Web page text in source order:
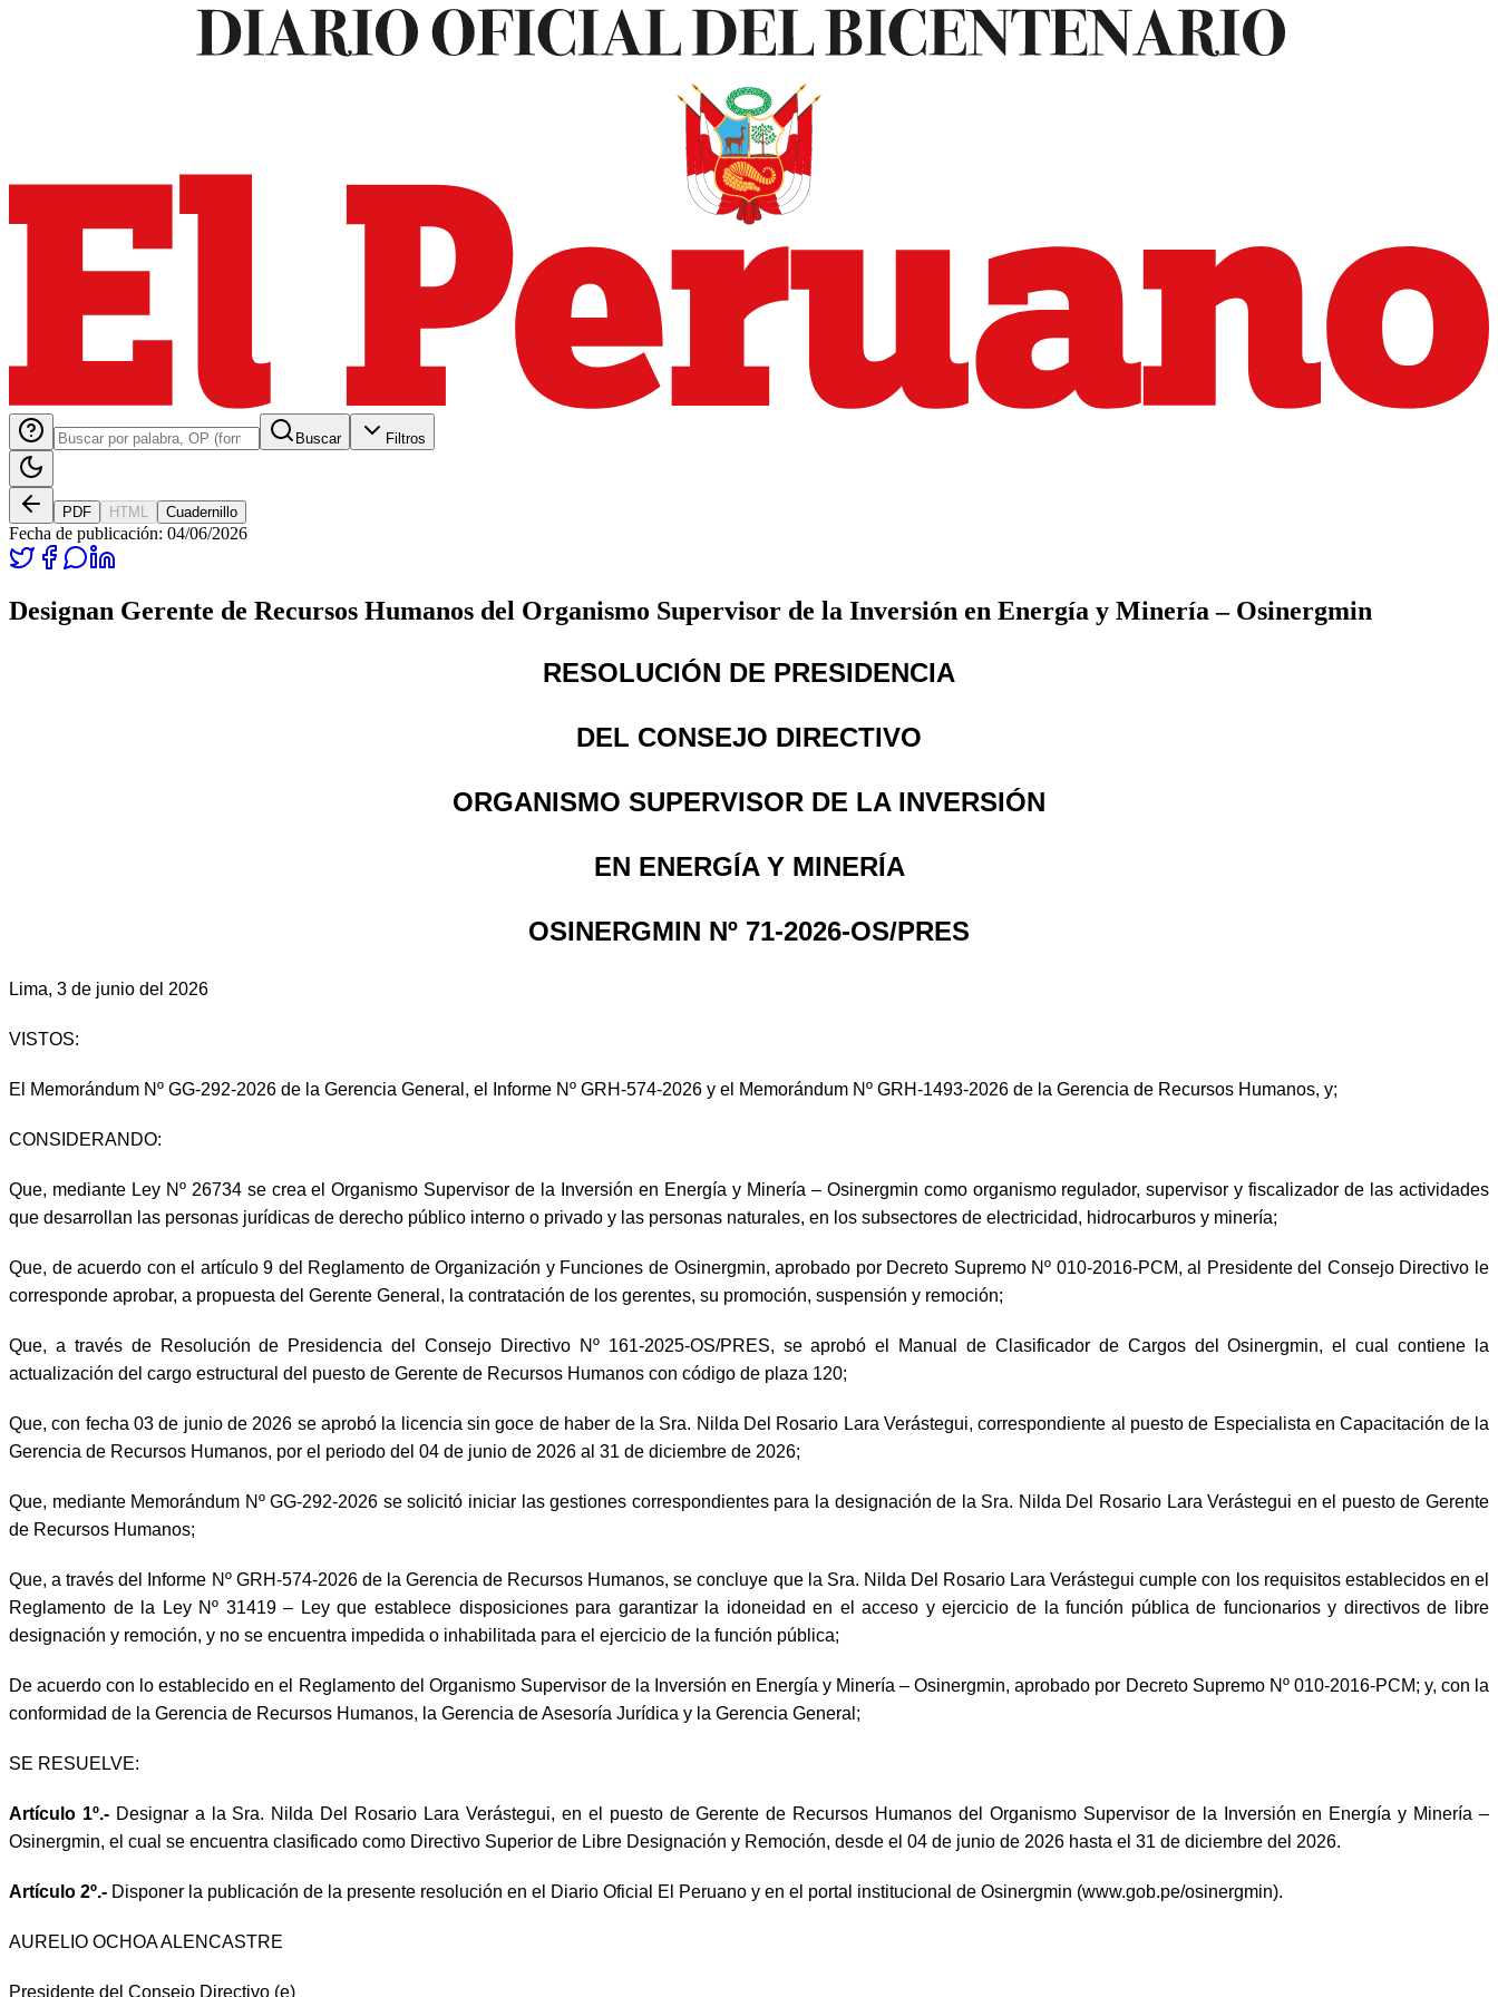
Buscar Filtros
PDF HTML Cuadernillo
Fecha de publicación: 04/06/2026
Designan Gerente de Recursos Humanos del Organismo Supervisor de la Inversión en Energía y Minería – Osinergmin
RESOLUCIÓN DE PRESIDENCIA
DEL CONSEJO DIRECTIVO
ORGANISMO SUPERVISOR DE LA INVERSIÓN
EN ENERGÍA Y MINERÍA
OSINERGMIN Nº 71-2026-OS/PRES
Lima, 3 de junio del 2026
VISTOS:
El Memorándum Nº GG-292-2026 de la Gerencia General, el Informe Nº GRH-574-2026 y el Memorándum Nº GRH-1493-2026 de la Gerencia de Recursos Humanos, y;
CONSIDERANDO:
Que, mediante Ley Nº 26734 se crea el Organismo Supervisor de la Inversión en Energía y Minería – Osinergmin como organismo regulador, supervisor y fiscalizador de las actividades
que desarrollan las personas jurídicas de derecho público interno o privado y las personas naturales, en los subsectores de electricidad, hidrocarburos y minería;
Que, de acuerdo con el artículo 9 del Reglamento de Organización y Funciones de Osinergmin, aprobado por Decreto Supremo Nº 010-2016-PCM, al Presidente del Consejo Directivo le
corresponde aprobar, a propuesta del Gerente General, la contratación de los gerentes, su promoción, suspensión y remoción;
Que, a través de Resolución de Presidencia del Consejo Directivo Nº 161-2025-OS/PRES, se aprobó el Manual de Clasificador de Cargos del Osinergmin, el cual contiene la
actualización del cargo estructural del puesto de Gerente de Recursos Humanos con código de plaza 120;
Que, con fecha 03 de junio de 2026 se aprobó la licencia sin goce de haber de la Sra. Nilda Del Rosario Lara Verástegui, correspondiente al puesto de Especialista en Capacitación de la
Gerencia de Recursos Humanos, por el periodo del 04 de junio de 2026 al 31 de diciembre de 2026;
Que, mediante Memorándum Nº GG-292-2026 se solicitó iniciar las gestiones correspondientes para la designación de la Sra. Nilda Del Rosario Lara Verástegui en el puesto de Gerente
de Recursos Humanos;
Que, a través del Informe Nº GRH-574-2026 de la Gerencia de Recursos Humanos, se concluye que la Sra. Nilda Del Rosario Lara Verástegui cumple con los requisitos establecidos en el
Reglamento de la Ley Nº 31419 – Ley que establece disposiciones para garantizar la idoneidad en el acceso y ejercicio de la función pública de funcionarios y directivos de libre
designación y remoción, y no se encuentra impedida o inhabilitada para el ejercicio de la función pública;
De acuerdo con lo establecido en el Reglamento del Organismo Supervisor de la Inversión en Energía y Minería – Osinergmin, aprobado por Decreto Supremo Nº 010-2016-PCM; y, con la
conformidad de la Gerencia de Recursos Humanos, la Gerencia de Asesoría Jurídica y la Gerencia General;
SE RESUELVE:
Artículo 1º.- Designar a la Sra. Nilda Del Rosario Lara Verástegui, en el puesto de Gerente de Recursos Humanos del Organismo Supervisor de la Inversión en Energía y Minería –
Osinergmin, el cual se encuentra clasificado como Directivo Superior de Libre Designación y Remoción, desde el 04 de junio de 2026 hasta el 31 de diciembre del 2026.
Artículo 2º.- Disponer la publicación de la presente resolución en el Diario Oficial El Peruano y en el portal institucional de Osinergmin (www.gob.pe/osinergmin).
AURELIO OCHOA ALENCASTRE
Presidente del Consejo Directivo (e)